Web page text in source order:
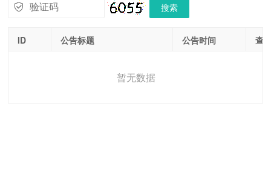
搜索
ID 公告标题 公告时间 查
暂无数据